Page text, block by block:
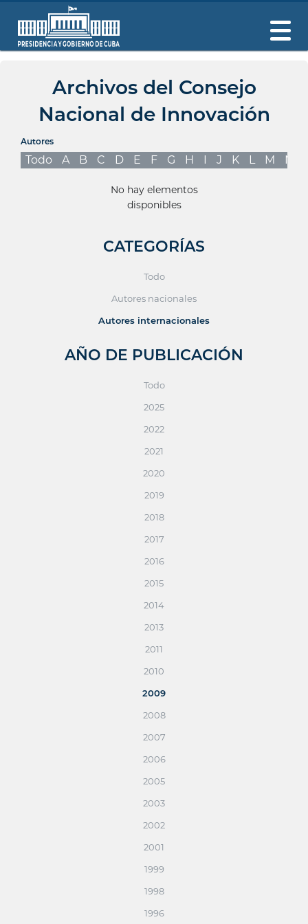
Archivos del Consejo
Nacional de Innovación
Autores
Todo A B C D E F G H I J K L M N
No hay elementos
disponibles
CATEGORÍAS
Todo
Autores nacionales
Autores internacionales
AÑO DE PUBLICACIÓN
Todo
2025
2022
2021
2020
2019
2018
2017
2016
2015
2014
2013
2011
2010
2009
2008
2007
2006
2005
2003
2002
2001
1999
1998
1996